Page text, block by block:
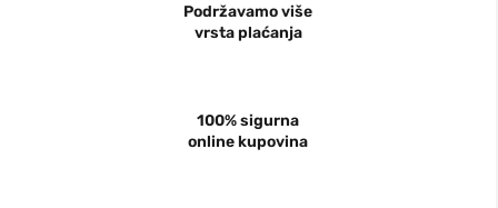
Podržavamo više
vrsta plaćanja
100% sigurna
online kupovina